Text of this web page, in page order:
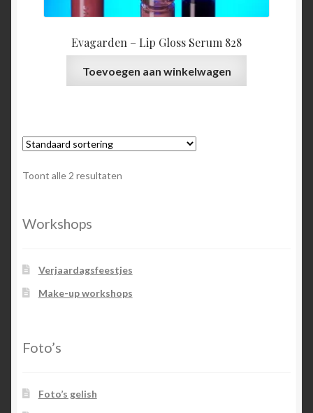
Evagarden – Lip Gloss Serum 828
Toevoegen aan winkelwagen
Toont alle 2 resultaten
Workshops
Verjaardagsfeestjes
Make-up workshops
Foto’s
Foto’s gelish